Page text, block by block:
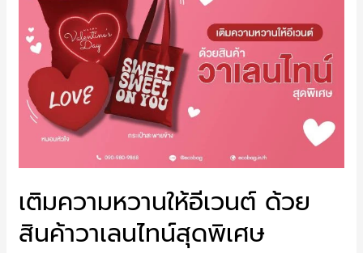
เติมความหวานให้อีเวนต์ ด้วย
สินค้าวาเลนไทน์สุดพิเศษ